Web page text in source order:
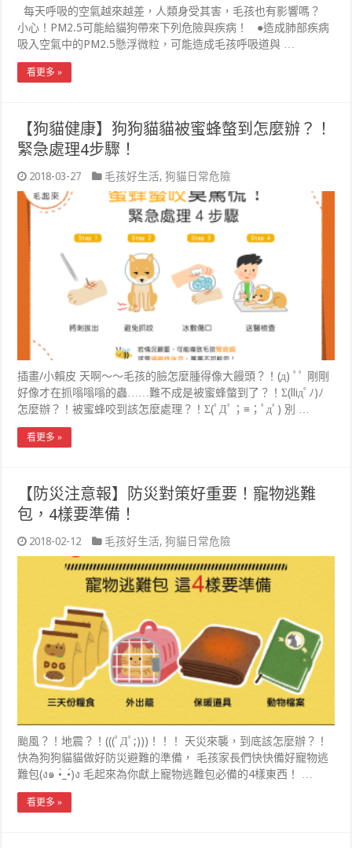
每天呼吸的空氣越來越差，人類身受其害，毛孩也有影響嗎？
小心！PM2.5可能給貓狗帶來下列危險與疾病！ ●造成肺部疾病
吸入空氣中的PM2.5懸浮微粒，可能造成毛孩呼吸道與 …
看更多 »
【狗貓健康】狗狗貓貓被蜜蜂螫到怎麼辦？！
緊急處理4步驟！
2018-03-27 毛孩好生活,狗貓日常危險
插畫/小賴皮 天啊～～毛孩的臉怎麼腫得像大饅頭？！(д) ﾟﾟ 剛剛
好像才在抓嗡嗡嗡的蟲……難不成是被蜜蜂螫到了？！Σ(lliдﾟﾉ)ﾉ
怎麼辦？！被蜜蜂咬到該怎麼處理？！Σ(ﾟДﾟ；≡；ﾟдﾟ) 別 …
看更多 »
【防災注意報】防災對策好重要！寵物逃難
包，4樣要準備！
2018-02-12 毛孩好生活,狗貓日常危險
颱風？！地震？！(((ﾟДﾟ;)))！！！ 天災來襲，到底該怎麼辦？！
快為狗狗貓貓做好防災避難的準備， 毛孩家長們快快備好寵物逃
難包(ง๑ •̀_•́)ง 毛起來為你獻上寵物逃難包必備的4樣東西！ …
看更多 »